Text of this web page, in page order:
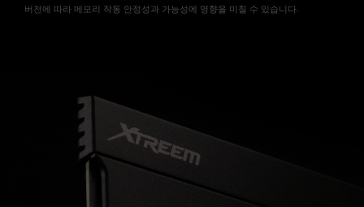
버전에 따라 메모리 작동 안정성과 가능성에 영향을 미칠 수 있습니다.